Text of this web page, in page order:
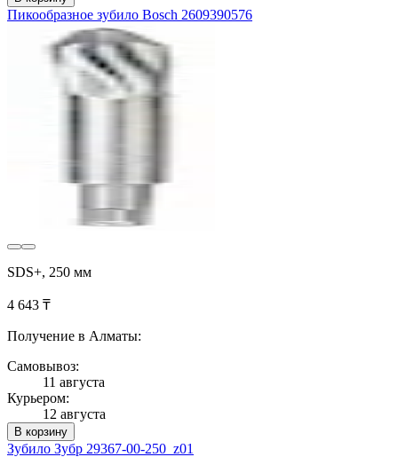
Пикообразное зубило Bosch 2609390576
SDS+, 250 мм
4 643 ₸
Получение в Алматы:
Самовывоз:
11 августа
Курьером:
12 августа
В корзину
Зубило Зубр 29367-00-250_z01